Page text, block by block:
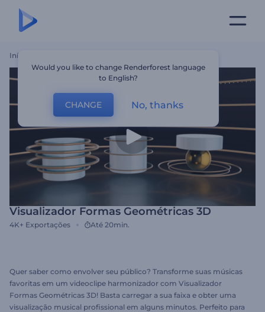
Início
Visualizador Formas Geométricas 3D
4K+ Exportações Até 20min.
Quer saber como envolver seu público? Transforme suas músicas
favoritas em um videoclipe harmonizador com Visualizador
Formas Geométricas 3D! Basta carregar a sua faixa e obter uma
visualização musical profissional em alguns minutos. Perfeito para
Would you like to change Renderforest language
to English?
CHANGE No, thanks